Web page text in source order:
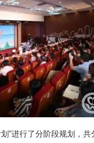
”进行了分阶段规划，